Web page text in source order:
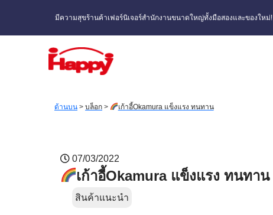
มีความสุขร้านค้าเฟอร์นิเจอร์สำนักงานขนาดใหญ่ทั้งมือสองและของใหม่!
ด้านบน > บล็อก > เก้าอี้Okamura แข็งแรง ทนทาน
07/03/2022
เก้าอี้Okamura แข็งแรง ทนทาน
สินค้าแนะนำ